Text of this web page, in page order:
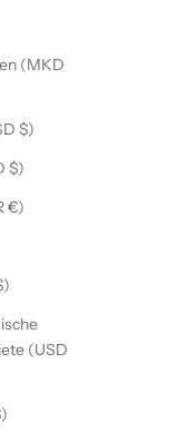
(MKD
$)
$)
€)
(USD